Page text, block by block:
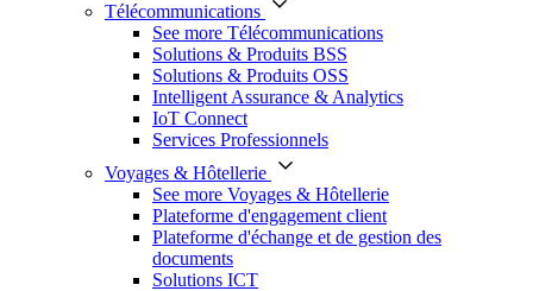
Télécommunications
See more Télécommunications
Solutions & Produits BSS
Solutions & Produits OSS
Intelligent Assurance & Analytics
IoT Connect
Services Professionnels
Voyages & Hôtellerie
See more Voyages & Hôtellerie
Plateforme d'engagement client
Plateforme d'échange et de gestion des
documents
Solutions ICT